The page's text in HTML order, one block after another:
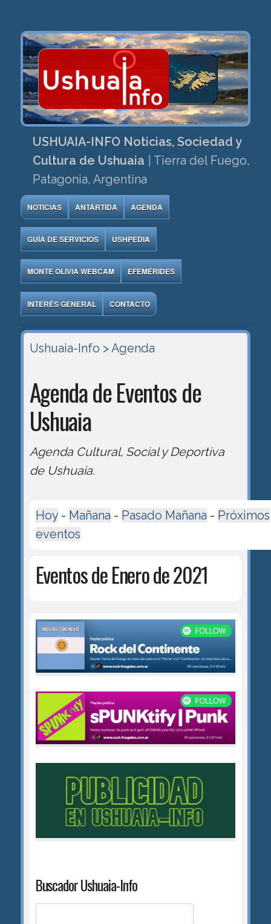
USHUAIA-INFO Noticias, Sociedad y
Cultura de Ushuaia
Tierra del Fuego,
Patagonia, Argentina
NOTICIAS ANTÁRTIDA AGENDA
GUÍA DE SERVICIOS USHPEDIA
MONTE OLIVIA WEBCAM EFEMÉRIDES
INTERÉS GENERAL CONTACTO
Ushuaia-Info > Agenda
Agenda de Eventos de
Ushuaia
Agenda Cultural, Social y Deportiva
de Ushuaia.
Hoy- Mañana - Pasado Mañana - Próximos
eventos
Eventos de Enero de 2021
Buscador Ushuaia-Info